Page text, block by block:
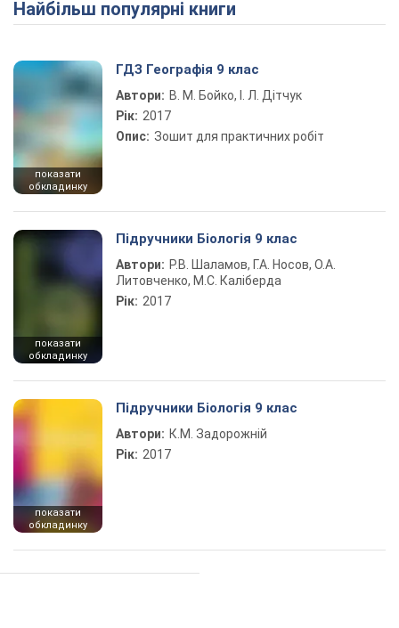
Найбільш популярні книги
показати
обкладинку
ГДЗ Географія 9 клас
Автори: В. М. Бойко, І. Л. Дітчук
Рік: 2017
Опис: Зошит для практичних робіт
показати
обкладинку
Підручники Біологія 9 клас
Автори: Р.В. Шаламов, Г.А. Носов, О.А.
Литовченко, М.С. Каліберда
Рік: 2017
показати
обкладинку
Підручники Біологія 9 клас
Автори: К.М. Задорожній
Рік: 2017